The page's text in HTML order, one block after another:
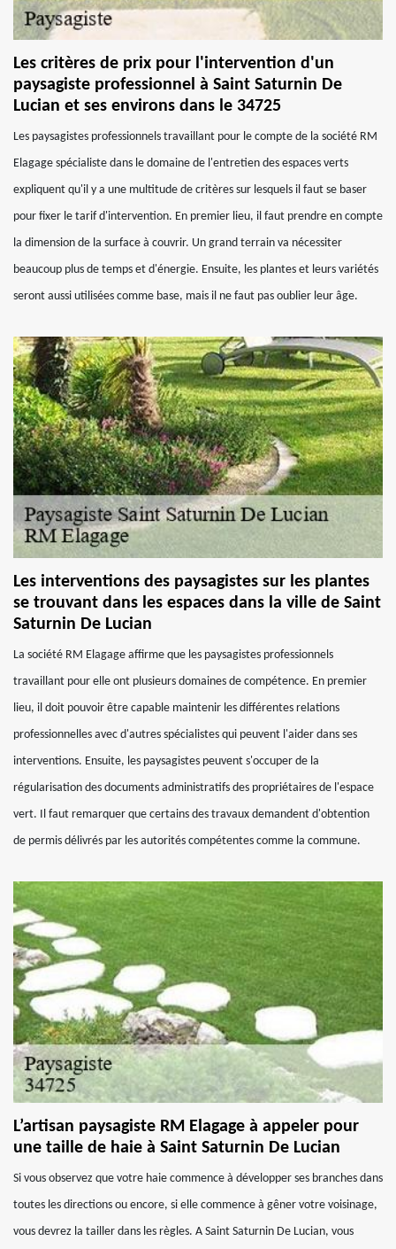
Les critères de prix pour l'intervention d'un
paysagiste professionnel à Saint Saturnin De
Lucian et ses environs dans le 34725
Les paysagistes professionnels travaillant pour le compte de la société RM
Elagage spécialiste dans le domaine de l'entretien des espaces verts
expliquent qu'il y a une multitude de critères sur lesquels il faut se baser
pour fixer le tarif d'intervention. En premier lieu, il faut prendre en compte
la dimension de la surface à couvrir. Un grand terrain va nécessiter
beaucoup plus de temps et d'énergie. Ensuite, les plantes et leurs variétés
seront aussi utilisées comme base, mais il ne faut pas oublier leur âge.
Les interventions des paysagistes sur les plantes
se trouvant dans les espaces dans la ville de Saint
Saturnin De Lucian
La société RM Elagage affirme que les paysagistes professionnels
travaillant pour elle ont plusieurs domaines de compétence. En premier
lieu, il doit pouvoir être capable maintenir les différentes relations
professionnelles avec d'autres spécialistes qui peuvent l'aider dans ses
interventions. Ensuite, les paysagistes peuvent s'occuper de la
régularisation des documents administratifs des propriétaires de l'espace
vert. Il faut remarquer que certains des travaux demandent d'obtention
de permis délivrés par les autorités compétentes comme la commune.
L’artisan paysagiste RM Elagage à appeler pour
une taille de haie à Saint Saturnin De Lucian
Si vous observez que votre haie commence à développer ses branches dans
toutes les directions ou encore, si elle commence à gêner votre voisinage,
vous devrez la tailler dans les règles. A Saint Saturnin De Lucian, vous